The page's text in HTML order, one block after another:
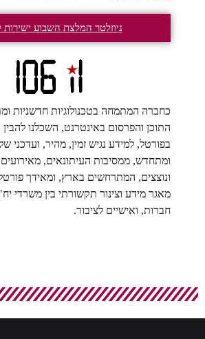
ניוזלטר המלצת השבוע ישירות
כחברה המתמחה בטכנולוגיות חדשניות
התוכן והפרסום באינטרנט, השכלנו
בפורטל, למידע נגיש זמין, מהיר,
ומתחדש, ממסיבות העיתונאים,
ונוצצים, המתרחשים בארץ, ומאידך
מאגר מידע וצינור תקשורתי בין משרדי
חברות, ואישיים לציבור.